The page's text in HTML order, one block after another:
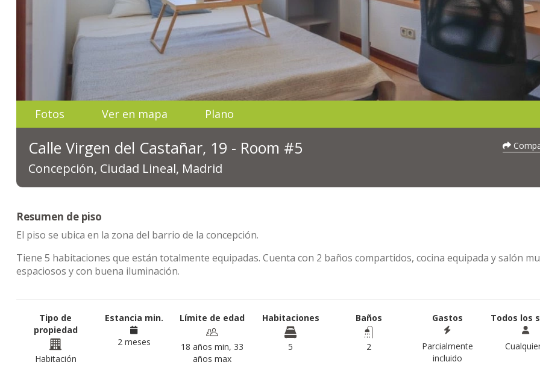
Fotos Ver en mapa Plano
Calle Virgen del Castañar, 19 - Room #5
Concepción, Ciudad Lineal, Madrid
Resumen de piso
El piso se ubica en la zona del barrio de la concepción.
Tiene 5 habitaciones que están totalmente equipadas. Cuenta con 2 baños compartidos, cocina equipada y salón
espaciosos y con buena iluminación.
Tipo de
propiedad
Habitación
Estancia min.
2 meses
Límite de edad
18 años min, 33
años max
Habitaciones
5
Baños
2
Gastos
Parcialmente
incluido
Todos los